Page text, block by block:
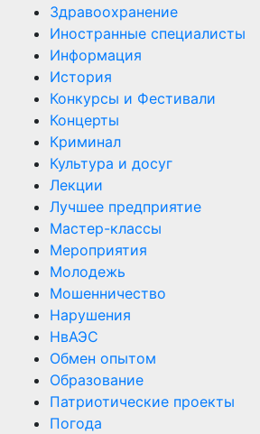
Здравоохранение
Иностранные специалисты
Информация
История
Конкурсы и Фестивали
Концерты
Криминал
Культура и досуг
Лекции
Лучшее предприятие
Мастер-классы
Мероприятия
Молодежь
Мошенничество
Нарушения
НвАЭС
Обмен опытом
Образование
Патриотические проекты
Погода